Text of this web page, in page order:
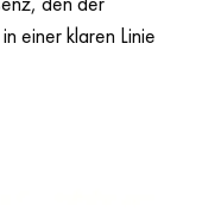
einer klaren Linie